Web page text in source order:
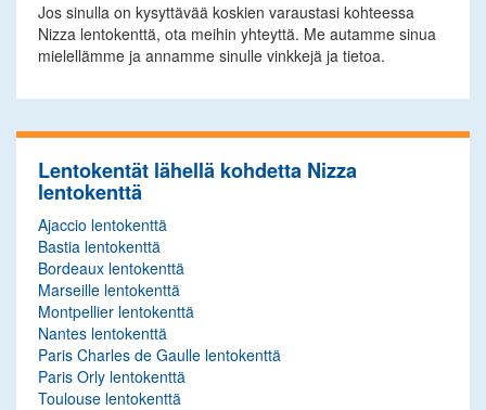
Jos sinulla on kysyttävää koskien varaustasi kohteessa
Nizza lentokenttä, ota meihin yhteyttä. Me autamme sinua
mielellämme ja annamme sinulle vinkkejä ja tietoa.
Lentokentät lähellä kohdetta Nizza
lentokenttä
Ajaccio lentokenttä
Bastia lentokenttä
Bordeaux lentokenttä
Marseille lentokenttä
Montpellier lentokenttä
Nantes lentokenttä
Paris Charles de Gaulle lentokenttä
Paris Orly lentokenttä
Toulouse lentokenttä